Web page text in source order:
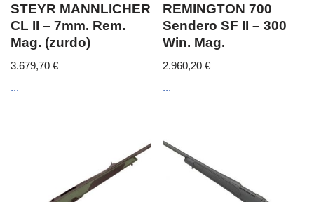
STEYR MANNLICHER
CL II – 7mm. Rem.
Mag. (zurdo)
3.679,70 €
...
REMINGTON 700
Sendero SF II – 300
Win. Mag.
2.960,20€
...